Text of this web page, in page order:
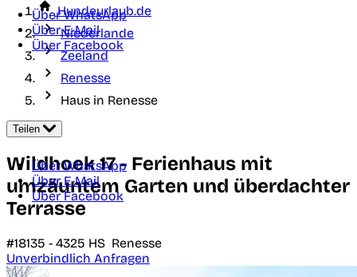
Über WhatsApp
Über E-Mail
Über Facebook
Hundeurlaub.de
Niederlande
Zeeland
Renesse
Haus in Renesse
Teilen
Über WhatsApp
Über E-Mail
Über Facebook
Wildhoek 17 - Ferienhaus mit
umzäuntem Garten und überdachter
Terrasse
#18135 - 4325 HS Renesse
Unverbindlich Anfragen